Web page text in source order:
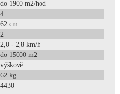
do 1900 m2/hod
4
62 cm
2
2,0 - 2,8 km/h
do 15000 m2
výškově
62 kg
4430